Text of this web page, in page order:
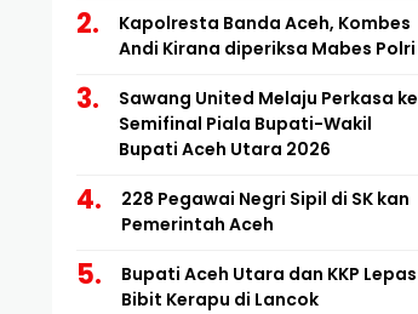
Kapolresta Banda Aceh, Kombes
Andi Kirana diperiksa Mabes Polri
Sawang United Melaju Perkasa ke
Semifinal Piala Bupati-Wakil
Bupati Aceh Utara 2026
228 Pegawai Negri Sipil di SK kan
Pemerintah Aceh
Bupati Aceh Utara dan KKP Lepas
Bibit Kerapu di Lancok